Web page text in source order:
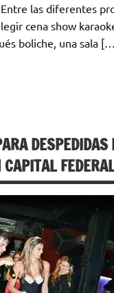
las diferentes
cena show
boliche, una sala
DESPEDIDAS